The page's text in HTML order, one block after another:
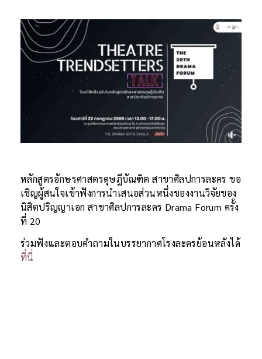
หลักสูตรอักษรศาสตรดุษฎีบัณฑิต สาขาศิลปการละคร ขอ
เชิญผู้สนใจเข้าฟังการนำเสนอส่วนหนึ่งของงานวิจัยของ
นิสิตปริญญาเอก สาขาศิลปการละคร Drama Forum ครั้ง
ที่ 20
ร่วมฟังและตอบคำถามในบรรยากาศโรงละครย้อนหลังได้
ที่นี่